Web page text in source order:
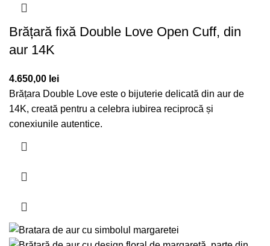
Brățară fixă Double Love Open Cuff, din
aur 14K
4.650,00 lei
Brățara Double Love este o bijuterie delicată din aur de
14K, creată pentru a celebra iubirea reciprocă și
conexiunile autentice.